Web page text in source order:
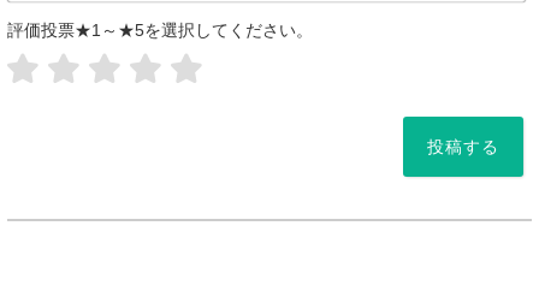
評価投票★1～★5を選択してください。